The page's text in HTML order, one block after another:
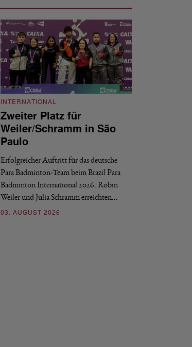
INTERNATIONAL
Zweiter Platz für
Weiler/Schramm in São
Paulo
Erfolgreicher Auftritt für das deutsche
Para Badminton-Team beim Brazil Para
Badminton International 2026: Robin
Weiler und Julia Schramm erreichten…
03. AUGUST 2026